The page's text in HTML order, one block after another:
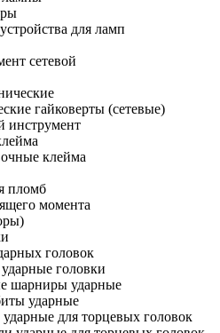
для ламп
сетевой
гайковерты (сетевые)
инструмент
клейма
пломб
момента
головок
головки
шарниры ударные
ударные
для торцевых головок